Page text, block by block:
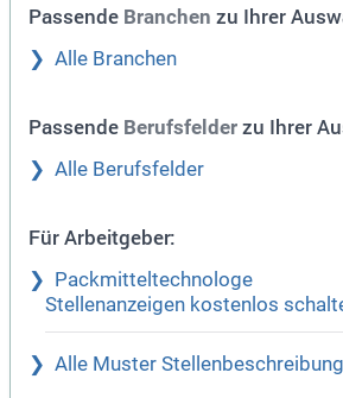
Passende Branchen zu Ihrer
Alle Branchen
Passende Berufsfelder zu Ihrer
Alle Berufsfelder
Für Arbeitgeber:
Packmitteltechnologe
Stellenanzeigen kostenlos
Alle Muster